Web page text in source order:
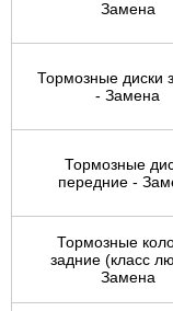
Замена
Тормозные диски
- Замена
Тормозные
передние -
Тормозные
задние (класс
Замена